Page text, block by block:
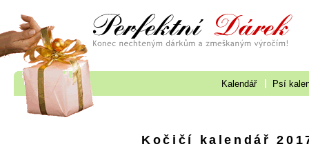
Kalendář Psí
Kočičí kalendář